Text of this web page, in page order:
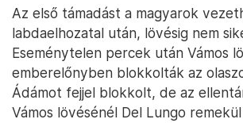
Az első támadást a magyarok
labdaelhozatal után, lövésig nem
Eseménytelen percek után Vámos
emberelőnyben blokkolták az
Ádámot fejjel blokkolt, de az
Vámos lövésénél Del Lungo